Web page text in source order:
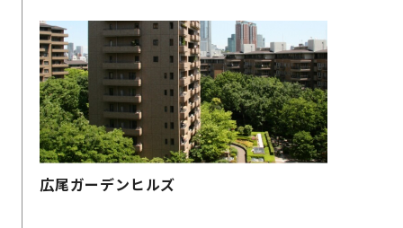
広尾ガーデンヒルズ